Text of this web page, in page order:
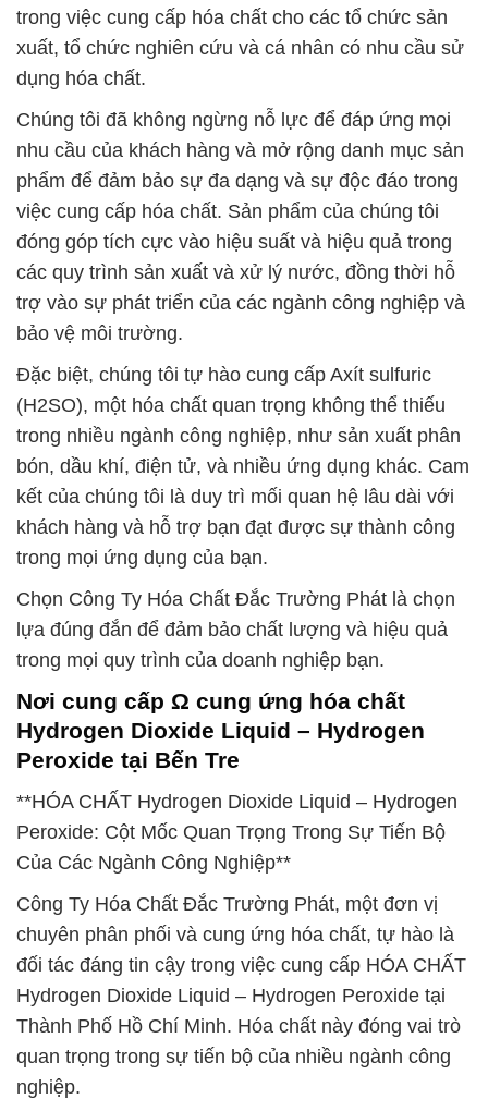
trong việc cung cấp hóa chất cho các tổ chức sản
xuất, tổ chức nghiên cứu và cá nhân có nhu cầu sử
dụng hóa chất.
Chúng tôi đã không ngừng nỗ lực để đáp ứng mọi
nhu cầu của khách hàng và mở rộng danh mục sản
phẩm để đảm bảo sự đa dạng và sự độc đáo trong
việc cung cấp hóa chất. Sản phẩm của chúng tôi
đóng góp tích cực vào hiệu suất và hiệu quả trong
các quy trình sản xuất và xử lý nước, đồng thời hỗ
trợ vào sự phát triển của các ngành công nghiệp và
bảo vệ môi trường.
Đặc biệt, chúng tôi tự hào cung cấp Axít sulfuric
(H2SO), một hóa chất quan trọng không thể thiếu
trong nhiều ngành công nghiệp, như sản xuất phân
bón, dầu khí, điện tử, và nhiều ứng dụng khác. Cam
kết của chúng tôi là duy trì mối quan hệ lâu dài với
khách hàng và hỗ trợ bạn đạt được sự thành công
trong mọi ứng dụng của bạn.
Chọn Công Ty Hóa Chất Đắc Trường Phát là chọn
lựa đúng đắn để đảm bảo chất lượng và hiệu quả
trong mọi quy trình của doanh nghiệp bạn.
Nơi cung cấp Ω cung ứng hóa chất
Hydrogen Dioxide Liquid – Hydrogen
Peroxide tại Bến Tre
**HÓA CHẤT Hydrogen Dioxide Liquid – Hydrogen
Peroxide: Cột Mốc Quan Trọng Trong Sự Tiến Bộ
Của Các Ngành Công Nghiệp**
Công Ty Hóa Chất Đắc Trường Phát, một đơn vị
chuyên phân phối và cung ứng hóa chất, tự hào là
đối tác đáng tin cậy trong việc cung cấp HÓA CHẤT
Hydrogen Dioxide Liquid – Hydrogen Peroxide tại
Thành Phố Hồ Chí Minh. Hóa chất này đóng vai trò
quan trọng trong sự tiến bộ của nhiều ngành công
nghiệp.